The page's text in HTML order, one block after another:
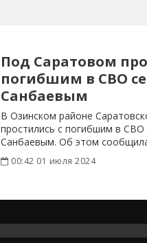
Под Саратовом
погибшим в СВО
Санбаевым
В Озинском районе
простились с погибшим в
Санбаевым. Об этом
райадминистрация в
00:42 01 июля 2024